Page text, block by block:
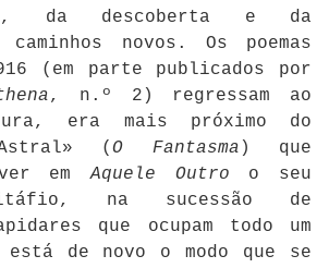
da descoberta e da
novos. Os poemas
(em parte publicados por
, n.º 2) regressam ao
era mais próximo do
Astral» ( O Fantasma ) que
emAquele Outro o seu
na sucessão de
que ocupam todo um
de novo o modo que se